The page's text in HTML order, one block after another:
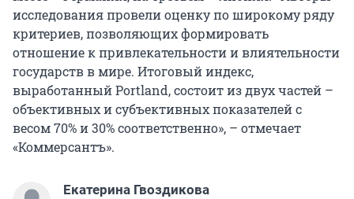
исследования провели оценку по широкому ряду
критериев, позволяющих формировать
отношение к привлекательности и влиятельности
государств в мире. Итоговый индекс,
выработанный Portland, состоит из двух частей –
объективных и субъективных показателей с
весом 70% и 30% соответственно», – отмечает
«Коммерсантъ».
Екатерина Гвоздикова